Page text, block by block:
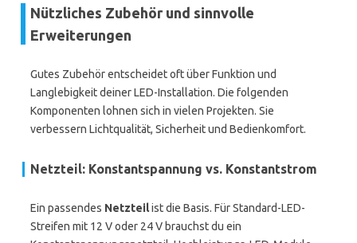
Nützliches Zubehör und sinnvolle
Erweiterungen
Gutes Zubehör entscheidet oft über Funktion und
Langlebigkeit deiner LED-Installation. Die folgenden
Komponenten lohnen sich in vielen Projekten. Sie
verbessern Lichtqualität, Sicherheit und Bedienkomfort.
Netzteil: Konstantspannung vs. Konstantstrom
Ein passendes Netzteilist die Basis. Für Standard-LED-
Streifen mit 12 V oder 24 V brauchst du ein